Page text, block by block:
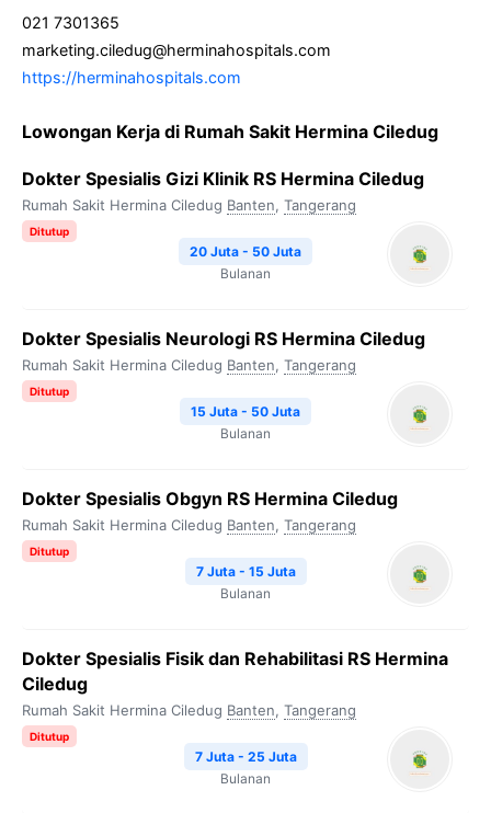
021 7301365
marketing.ciledug@herminahospitals.com
https://herminahospitals.com
Lowongan Kerja di Rumah Sakit Hermina Ciledug
Dokter Spesialis Gizi Klinik RS Hermina Ciledug
Rumah Sakit Hermina Ciledug Banten, Tangerang
Ditutup
20 Juta - 50 Juta
Bulanan
Dokter Spesialis Neurologi RS Hermina Ciledug
Rumah Sakit Hermina Ciledug Banten, Tangerang
Ditutup
15 Juta - 50 Juta
Bulanan
Dokter Spesialis Obgyn RS Hermina Ciledug
Rumah Sakit Hermina Ciledug Banten, Tangerang
Ditutup
7 Juta - 15 Juta
Bulanan
Dokter Spesialis Fisik dan Rehabilitasi RS Hermina
Ciledug
Rumah Sakit Hermina Ciledug Banten, Tangerang
Ditutup
7 Juta - 25 Juta
Bulanan